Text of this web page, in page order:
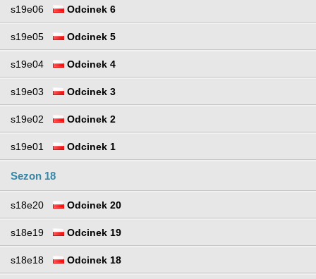
s19e06 Odcinek 6
s19e05 Odcinek 5
s19e04 Odcinek 4
s19e03 Odcinek 3
s19e02 Odcinek 2
s19e01 Odcinek 1
Sezon 18
s18e20 Odcinek 20
s18e19 Odcinek 19
s18e18 Odcinek 18